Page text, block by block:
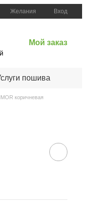
Желания Вход
Мой заказ
пошива
коричневая